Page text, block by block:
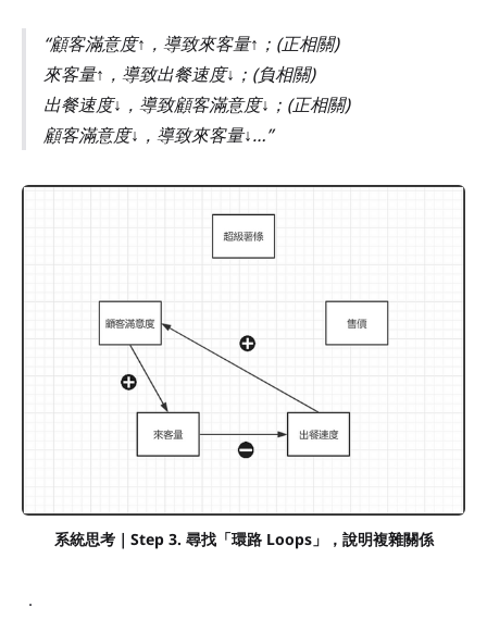
顧客滿意度↑，導致來客量↑；(正相關)
來客量↑，導致出餐速度↓；(負相關)
出餐速度↓，導致顧客滿意度↓；(正相關)
顧客滿意度↓，導致來客量↓…
系統思考｜Step 3. 尋找「環路 Loops」，說明複雜關係
．